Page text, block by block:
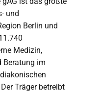
und
Berlin und
Medizin,
Beratung im
Träger betreibt